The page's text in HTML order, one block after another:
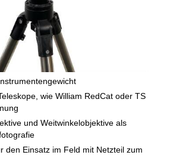
wie William RedCat oder TS
und Weitwinkelobjektive als
den Einsatz im Feld mit Netzteil zum